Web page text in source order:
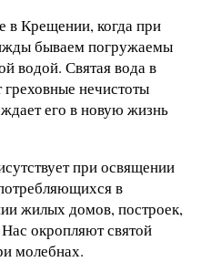
в Крещении, когда при
бываем погружаемы
водой. Святая вода в
нечистоты
его в новую жизнь
при освящении
в
жилых домов, построек,
окропляют святой
молебнах.